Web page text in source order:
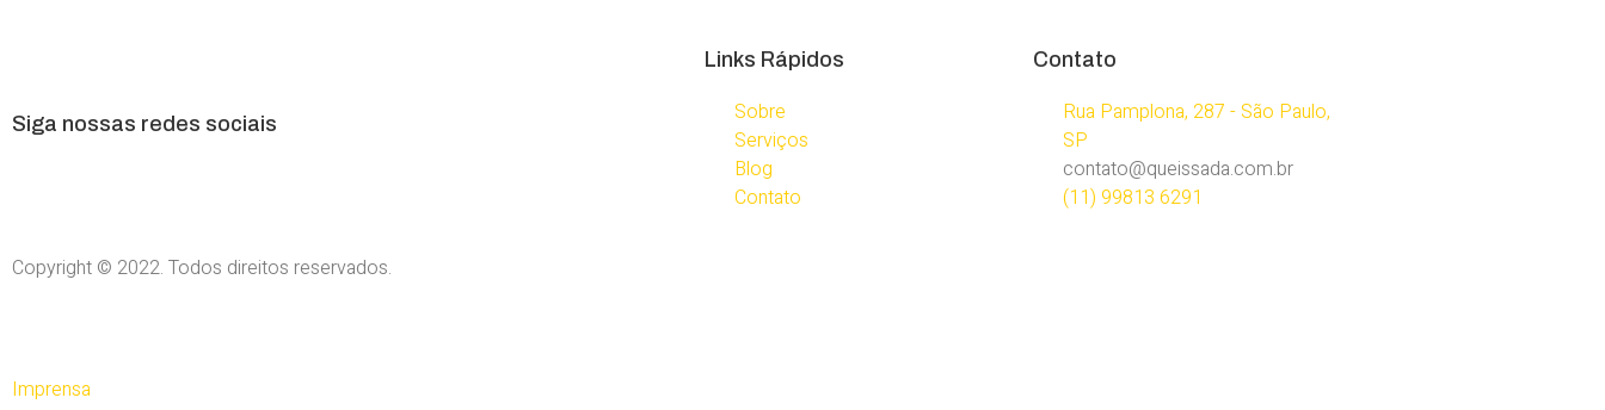
Siga nossas redes sociais
Links Rápidos
Sobre
Serviços
Blog
Contato
Contato
Rua Pamplona, 287 - São Paulo,
SP
contato@queissada.com.br
(11) 99813 6291
Copyright © 2022. Todos direitos reservados.
Imprensa